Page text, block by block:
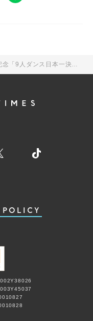
『それスノ』5周年記念「9人ダンス日本一決定戦」開催！過去最多5チームが参戦
POLICY